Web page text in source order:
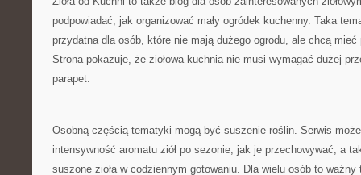
podpowiadać, jak organizować mały ogródek kuchenny. Taka
przydatna dla osób, które nie mają dużego ogrodu, ale chcą
Strona pokazuje, że ziołowa kuchnia nie musi wymagać dużej
parapet.
Osobną częścią tematyki mogą być suszenie roślin. Serwis
intensywność aromatu ziół po sezonie, jak je przechowywać, a
suszone zioła w codziennym gotowaniu. Dla wielu osób to